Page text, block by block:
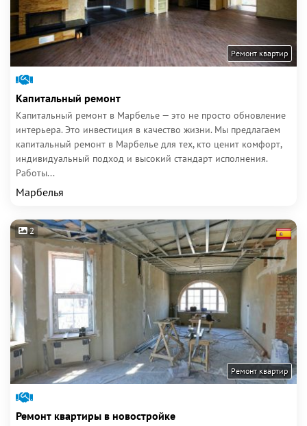
Ремонт квартир
Капитальный ремонт
Капитальный ремонт в Марбелье — это не просто обновление
интерьера. Это инвестиция в качество жизни. Мы предлагаем
капитальный ремонт в Марбелье для тех, кто ценит комфорт,
индивидуальный подход и высокий стандарт исполнения.
Работы...
Марбелья
2
Ремонт квартир
Ремонт квартиры в новостройке